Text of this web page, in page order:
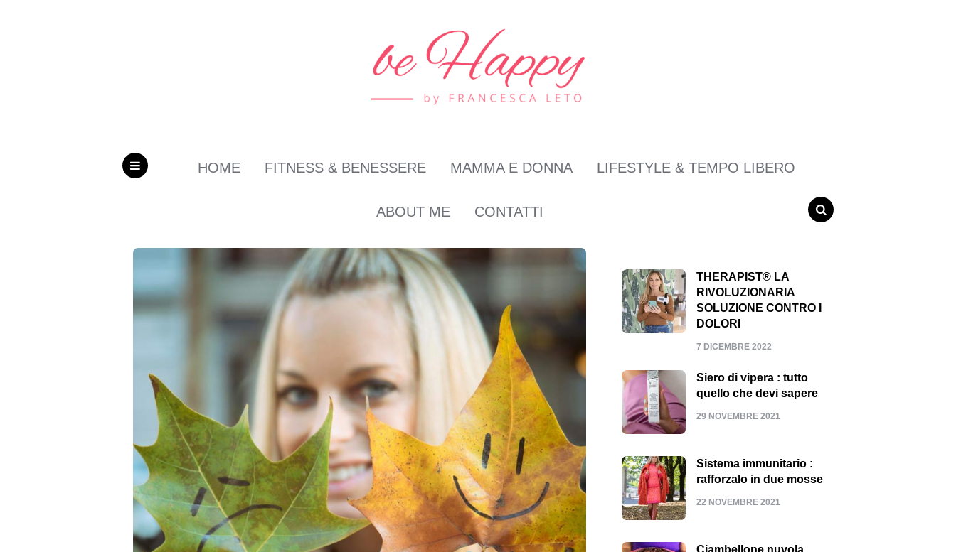
HOME FITNESS & BENESSERE MAMMA E DONNA LIFESTYLE & TEMPO LIBERO
ABOUT ME
CONTATTI
THERAPIST® LA
RIVOLUZIONARIA
SOLUZIONE CONTRO I
DOLORI
7 DICEMBRE 2022
Siero di vipera : tutto
quello che devi sapere
29 NOVEMBRE 2021
Sistema immunitario :
rafforzalo in due mosse
22 NOVEMBRE 2021